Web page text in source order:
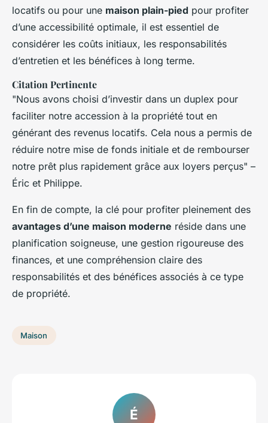
locatifs ou pour une maison plain-pied pour profiter
d’une accessibilité optimale, il est essentiel de
considérer les coûts initiaux, les responsabilités
d’entretien et les bénéfices à long terme.
Citation Pertinente
"Nous avons choisi d’investir dans un duplex pour
faciliter notre accession à la propriété tout en
générant des revenus locatifs. Cela nous a permis de
réduire notre mise de fonds initiale et de rembourser
notre prêt plus rapidement grâce aux loyers perçus" –
Éric et Philippe.
En fin de compte, la clé pour profiter pleinement des
avantages d’une maison moderne réside dans une
planification soigneuse, une gestion rigoureuse des
finances, et une compréhension claire des
responsabilités et des bénéfices associés à ce type
de propriété.
Maison
É